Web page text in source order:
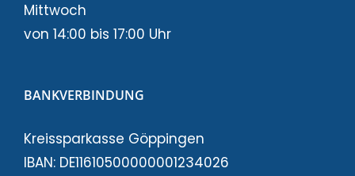
Mittwoch
von 14:00 bis 17:00 Uhr
BANKVERBINDUNG
Kreissparkasse Göppingen
IBAN: DE11610500000001234026